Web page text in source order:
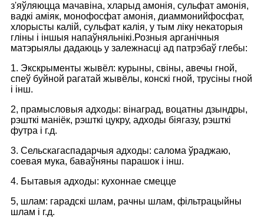
з'яўляюцца мачавіна, хларыд амонія, сульфат амонія,
вадкі аміяк, монофосфат амонія, диаммонийфосфат,
хлорысты калій, сульфат калія, у тым ліку некаторыя
гліны і іншыя напаўняльнікі.Розныя арганічныя
матэрыялы дадаюць у залежнасці ад патрэбаў глебы:
1. Экскрыменты жывёл: курыны, свіны, авечы гной,
спеў буйной рагатай жывёлы, конскі гной, трусіны гной
і інш.
2, прамысловыя адходы: вінаград, воцатны дзындры,
рэшткі маніёк, рэшткі цукру, адходы біягазу, рэшткі
футра і г.д.
3. Сельскагаспадарчыя адходы: салома ўраджаю,
соевая мука, баваўняны парашок і інш.
4. Бытавыя адходы: кухоннае смецце
5, шлам: гарадскі шлам, рачны шлам, фільтрацыйны
шлам і г.д.